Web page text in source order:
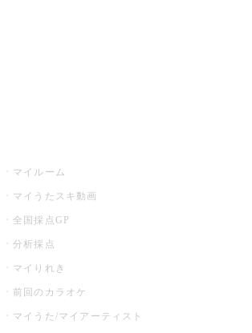
マイルーム
マイうたスキ動画
全国採点GP
分析採点
マイりれき
前回のカラオケ
マイうた/マイアーティスト